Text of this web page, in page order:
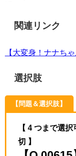
関連リンク
【大変身！ナナち
選択肢
【問題＆選択肢】
【 4 つまで選
切 】